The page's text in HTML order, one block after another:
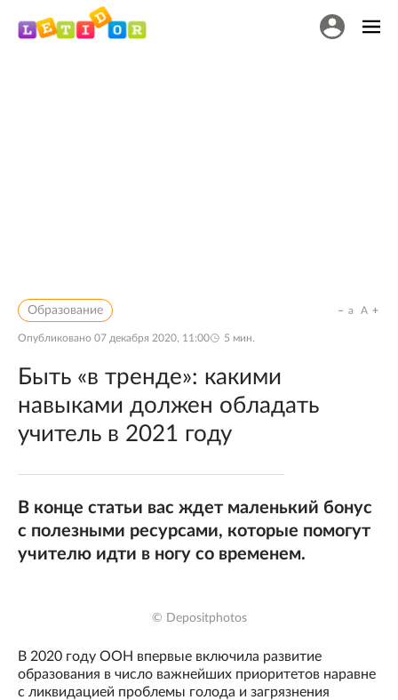
Образование
Опубликовано 07 декабря 2020, 11:00 5 мин.
a A
Быть «в тренде»: какими
навыками должен обладать
учитель в 2021 году
В конце статьи вас ждет маленький бонус
с полезными ресурсами, которые помогут
учителю идти в ногу со временем.
© Depositphotos
В 2020 году ООН впервые включила развитие
образования в число важнейших приоритетов наравне
с ликвидацией проблемы голода и загрязнения